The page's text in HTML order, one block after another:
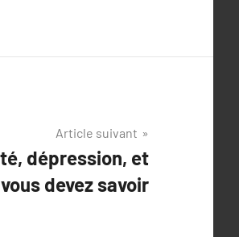
Article suivant
dépression, et
devez savoir